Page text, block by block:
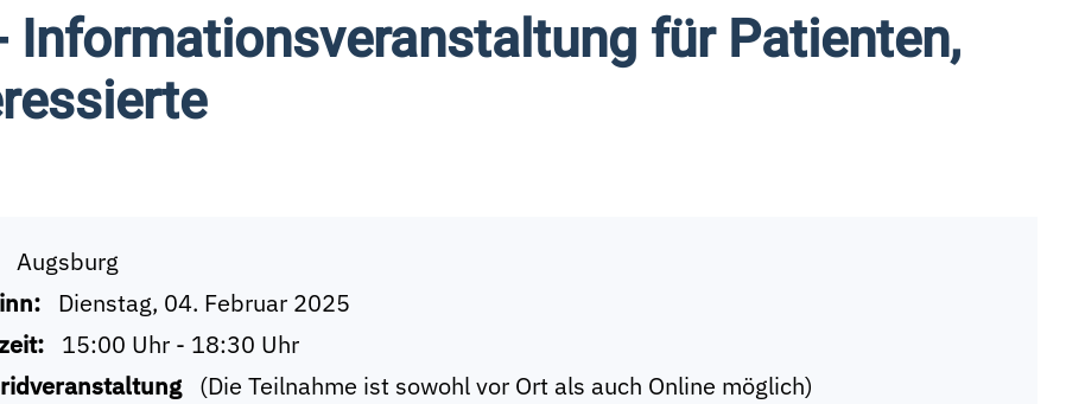
für Patienten,
Augsburg
Dienstag, 04. Februar 2025
15:00 Uhr - 18:30 Uhr
(Die Teilnahme ist sowohl vor Ort als auch Online möglich)